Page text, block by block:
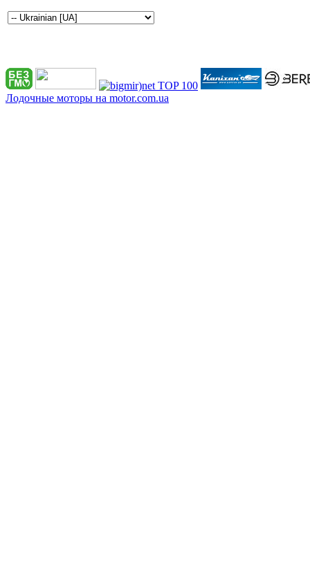
Лодочные моторы на motor.com.ua